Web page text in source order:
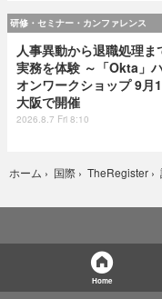
研修・セミナー・カンファレンス
人事異動から退職処理ま
実務を体験 ～「Okta」
オンワークショップ 9月
大阪で開催
2026.8.7 Fri 8:10
ホーム › 国際 › TheRegister ›
Home